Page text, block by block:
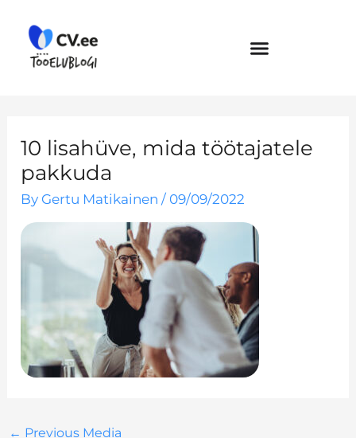
content
10 lisahüve, mida töötajatele
pakkuda
By Gertu Matikainen/ 09/09/2022
← Previous Media